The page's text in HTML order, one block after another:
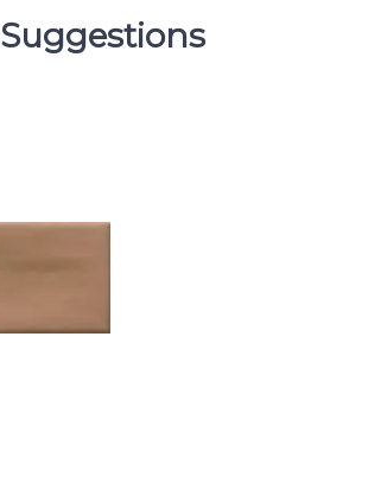
Suggestions